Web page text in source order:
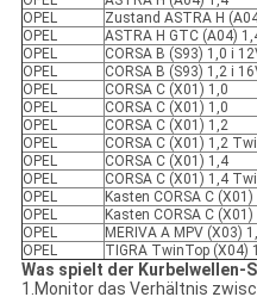
OPEL
Zustand ASTRA H
OPEL
ASTRA H GTC (A04)
OPEL
CORSA B (S93) 1,0 i
OPEL
CORSA B (S93) 1,2 i
OPEL
CORSA C (X01) 1,0
OPEL
CORSA C (X01) 1,0
OPEL
CORSA C (X01) 1,2
OPEL
CORSA C (X01) 1,2
OPEL
CORSA C (X01) 1,4
OPEL
CORSA C (X01) 1,4
OPEL
Kasten CORSA C (X01)
OPEL
Kasten CORSA C
OPEL
MERIVA A MPV (X03)
OPEL
TIGRA TwinTop (X04)
Was spielt der Kurbelwellen-
1.Monitor das Verhältnis